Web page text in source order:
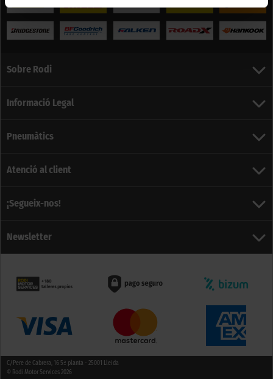
Sobre Rodi
Informació Legal
Pneumàtics
Atenció al client
¡Segueix-nos!
Newsletter
C/Pere de Cabrera, 16 5ª planta - 25001 Lleida
© Rodi Motor Services 2026